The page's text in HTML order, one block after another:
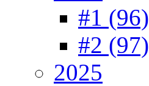
#1 (96)
#2 (97)
2025